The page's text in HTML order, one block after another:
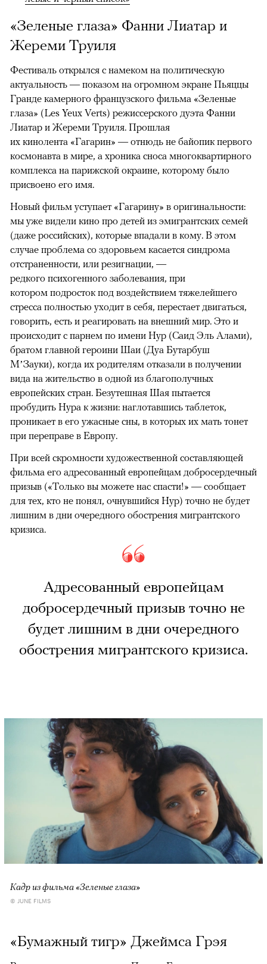
«Зеленые глаза» Фанни Лиатар и
Жереми Труиля
Фестиваль открылся с намеком на политическую
актуальность — показом на огромном экране Пьяццы
Гранде камерного французского фильма «Зеленые
глаза» (Les Yeux Verts) режиссерского дуэта Фанни
Лиатар и Жереми Труиля. Прошлая
их кинолента «Гагарин» — отнюдь не байопик первого
космонавта в мире, а хроника сноса многоквартирного
комплекса на парижской окраине, которому было
присвоено его имя.
Новый фильм уступает «Гагарину» в оригинальности:
мы уже видели кино про детей из эмигрантских семей
(даже российских), которые впадали в кому. В этом
случае проблема со здоровьем касается синдрома
отстраненности, или резигнации, —
редкого психогенного заболевания, при
котором подросток под воздействием тяжелейшего
стресса полностью уходит в себя, перестает двигаться,
говорить, есть и реагировать на внешний мир. Это и
происходит с парнем по имени Нур (Саид Эль Алами),
братом главной героини Шаи (Дуа Бутарбуш
М’Зауки), когда их родителям отказали в получении
вида на жительство в одной из благополучных
европейских стран. Безутешная Шая пытается
пробудить Нура к жизни: наглотавшись таблеток,
проникает в его ужасные сны, в которых их мать тонет
при переправе в Европу.
При всей скромности художественной составляющей
фильма его адресованный европейцам добросердечный
призыв («Только вы можете нас спасти!» — сообщает
для тех, кто не понял, очнувшийся Нур) точно не будет
лишним в дни очередного обострения мигрантского
кризиса.
Адресованный европейцам
добросердечный призыв точно не
будет лишним в дни очередного
обострения мигрантского кризиса.
Кадр из фильма «Зеленые глаза»
© JUNE FILMS
«Бумажный тигр» Джеймса Грэя